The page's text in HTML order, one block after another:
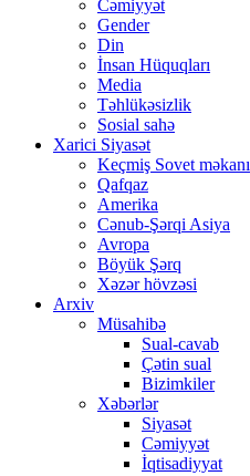
Cəmiyyət
Gender
Din
İnsan Hüquqları
Media
Təhlükəsizlik
Sosial sahə
Xarici Siyasət
Keçmiş Sovet məkanı
Qafqaz
Amerika
Cənub-Şərqi Asiya
Avropa
Böyük Şərq
Xəzər hövzəsi
Arxiv
Müsahibə
Sual-cavab
Çətin sual
Bizimkiler
Xəbərlər
Siyasət
Cəmiyyət
İqtisadiyyat